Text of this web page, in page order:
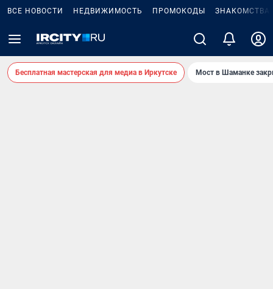
ВСЕ НОВОСТИ НЕДВИЖИМОСТЬ ПРОМОКОДЫ ЗНАКОМСТВА
Бесплатная мастерская для медиа в Иркутске Мост в Шаманке